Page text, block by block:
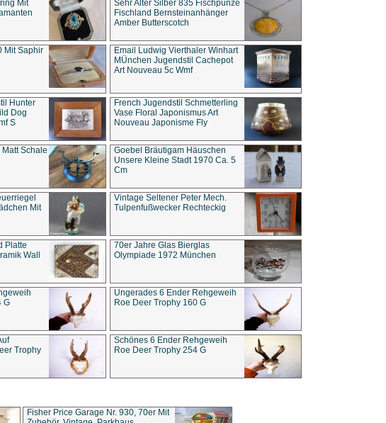
Mit
Sehr Alter Silber 835 Fischpunze
Fischland Bernsteinanhänger
Amber Butterscotch
Mit Saphir
Email Ludwig Vierthaler Winhart
MÜnchen Jugendstil Cachepot
Art Nouveau 5c Wmf
Hunter
Dog
S
French Jugendstil Schmetterling
Vase Floral Japonismus Art
Nouveau Japonisme Fly
Schale
Goebel Bräutigam Häuschen
Unsere Kleine Stadt 1970 Ca. 5
Cm
Mit
Vintage Seltener Peter Mech.
Tulpenfußwecker Rechteckig
Platte
Wall
70er Jahre Glas Bierglas
Olympiade 1972 München
G
Ungerades 6 Ender Rehgeweih
Roe Deer Trophy 160 G
Trophy
Schönes 6 Ender Rehgeweih
Roe Deer Trophy 254 G
Fisher Price Garage Nr. 930, 70er Mit